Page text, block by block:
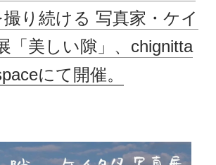
り続ける 写真家・ケイ
「美しい隙」、chignitta
にて開催。